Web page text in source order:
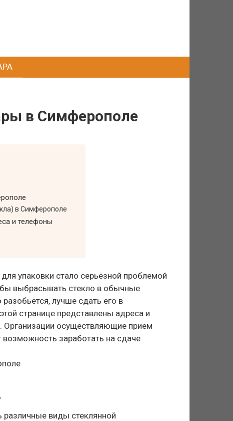
в Симферополе
в Симферополе
и телефоны
упаковки стало серьёзной проблемой
выбрасывать стекло в обычные
лучше сдать его в
странице представлены адреса и
осуществляющие прием
заработать на сдаче
виды стеклянной